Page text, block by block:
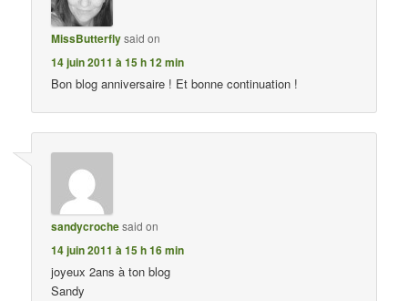
MissButterflysaid on
14 juin 2011 à 15 h 12 min
Bon blog anniversaire ! Et bonne continuation !
sandycrochesaid on
14 juin 2011 à 15 h 16 min
joyeux 2ans à ton blog
Sandy